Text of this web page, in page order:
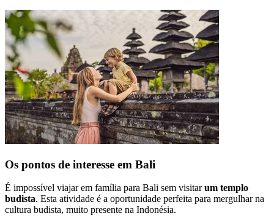
Os pontos de interesse em Bali
É impossível viajar em família para Bali sem visitarum templo
budista. Esta atividade é a oportunidade perfeita para mergulhar na
cultura budista, muito presente na Indonésia.